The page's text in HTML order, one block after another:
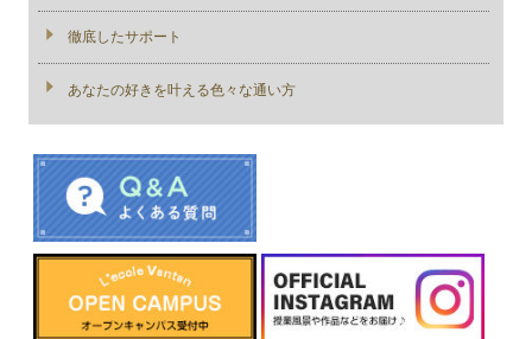
徹底したサポート
あなたの好きを叶える⾊々な通い⽅